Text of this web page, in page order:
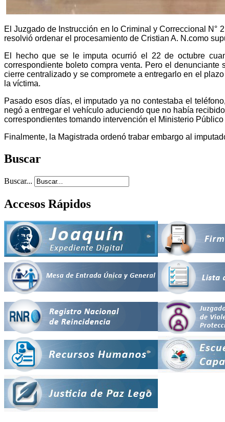
El Juzgado de Instrucción en lo Criminal y Correccional
resolvió ordenar el procesamiento de Cristian A. N.como
El hecho que se le imputa ocurrió el 22 de octubre
correspondiente boleto compra venta. Pero el
cierre centralizado y se compromete a entregarlo en el
la víctima.
Pasado esos días, el imputado ya no contestaba el
negó a entregar el vehículo aduciendo que no había
correspondientes tomando intervención el Ministerio Público
Finalmente, la Magistrada ordenó trabar embargo al
Buscar
Buscar...
Accesos Rápidos